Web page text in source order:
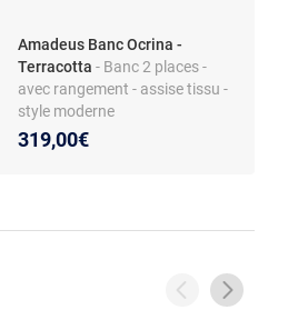
Amadeus Banc Ocrina -
Terracotta- Banc 2 places -
avec rangement - assise tissu -
style moderne
319,00€